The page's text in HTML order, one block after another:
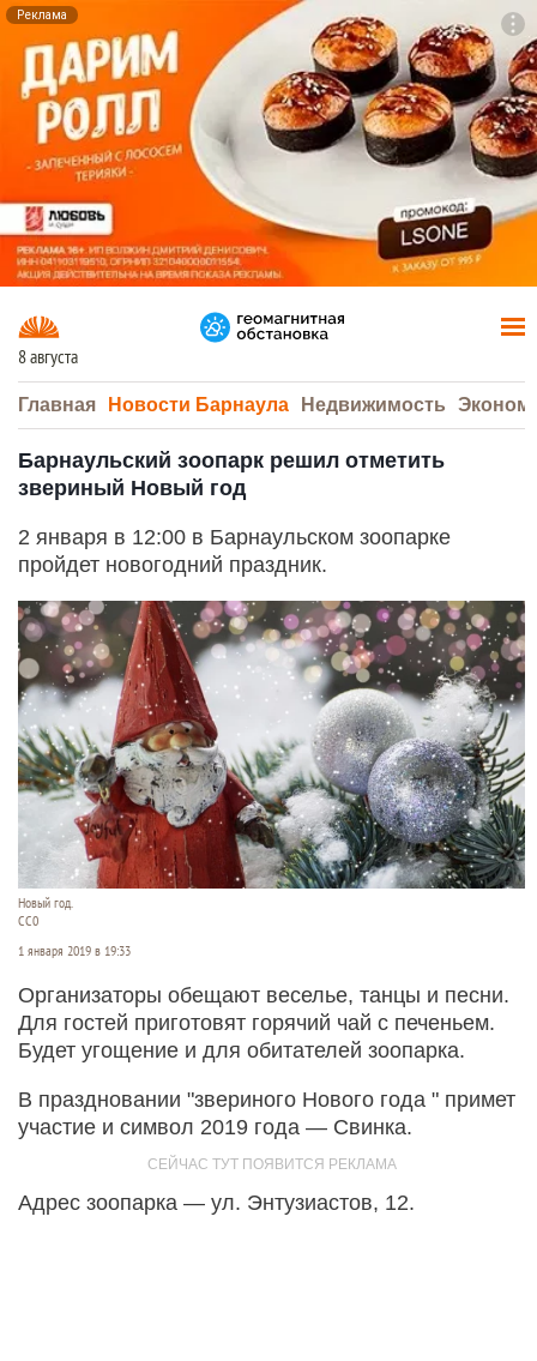
Реклама
8 августа
Главная Новости Барнаула Недвижимость
Барнаульский зоопарк решил отметить
звериный Новый год
2 января в 12:00 в Барнаульском зоопарке
пройдет новогодний праздник.
Новый год.
СС0
1 января 2019 в 19:33
Организаторы обещают веселье, танцы и песни.
Для гостей приготовят горячий чай с печеньем.
Будет угощение и для обитателей зоопарка.
В праздновании "звериного Нового года " примет
участие и символ 2019 года — Свинка.
Адрес зоопарка — ул. Энтузиастов, 12.